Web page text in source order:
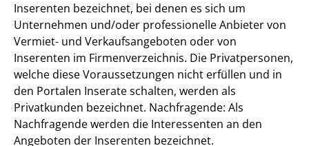
Inserenten bezeichnet, bei denen es sich um
Unternehmen und/oder professionelle Anbieter von
Vermiet- und Verkaufsangeboten oder von
Inserenten im Firmenverzeichnis. Die Privatpersonen,
welche diese Voraussetzungen nicht erfüllen und in
den Portalen Inserate schalten, werden als
Privatkunden bezeichnet. Nachfragende: Als
Nachfragende werden die Interessenten an den
Angeboten der Inserenten bezeichnet.